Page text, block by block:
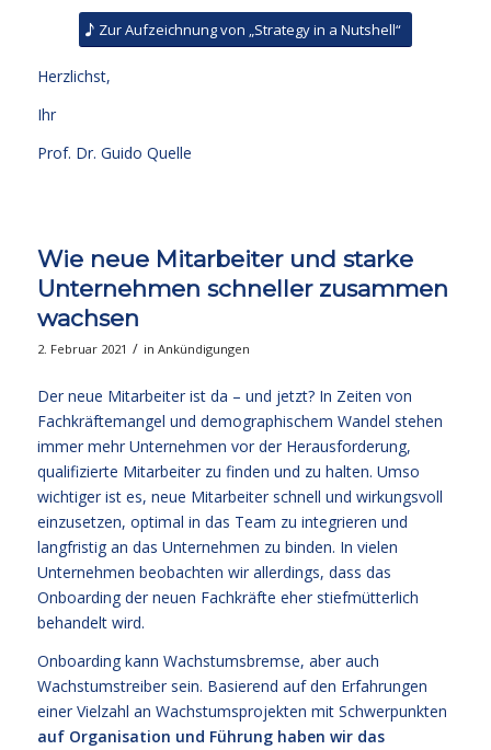
Zur Aufzeichnung von „Strategy in a Nutshell“
Herzlichst,
Ihr
Prof. Dr. Guido Quelle
Wie neue Mitarbeiter und starke
Unternehmen schneller zusammen
wachsen
2. Februar 2021 / in Ankündigungen
Der neue Mitarbeiter ist da – und jetzt? In Zeiten von
Fachkräftemangel und demographischem Wandel stehen
immer mehr Unternehmen vor der Herausforderung,
qualifizierte Mitarbeiter zu finden und zu halten. Umso
wichtiger ist es, neue Mitarbeiter schnell und wirkungsvoll
einzusetzen, optimal in das Team zu integrieren und
langfristig an das Unternehmen zu binden. In vielen
Unternehmen beobachten wir allerdings, dass das
Onboarding der neuen Fachkräfte eher stiefmütterlich
behandelt wird.
Onboarding kann Wachstumsbremse, aber auch
Wachstumstreiber sein. Basierend auf den Erfahrungen
einer Vielzahl an Wachstumsprojekten mit Schwerpunkten
auf Organisation und Führung haben wir das